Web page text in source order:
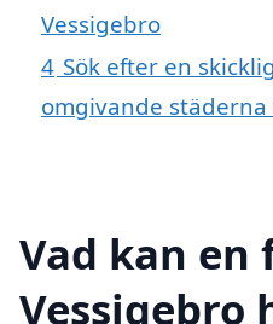
Vessigebro
4 Sök efter en
omgivande städerna
Vad kan en
Vessigebro